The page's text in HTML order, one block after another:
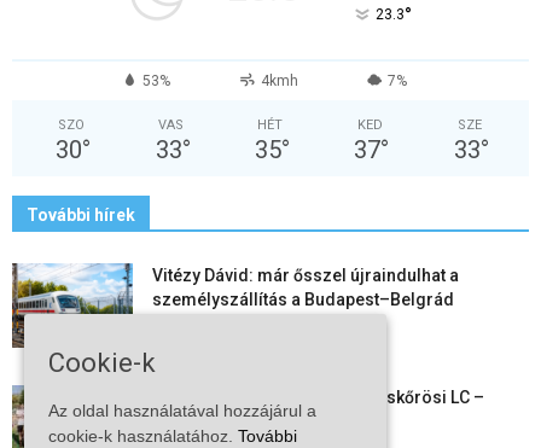
23.3°
53% 4kmh 7%
SZO
30°
VAS
33°
HÉT
35°
KED
37°
SZE
33°
További hírek
Vitézy Dávid: már ősszel újraindulhat a
személyszállítás a Budapest–Belgrád
Megkezdte a felkészülést a Kiskőrösi LC –
együtt maradt a keret,...
Cookie-k
Az oldal használatával hozzájárul a
cookie-k használatához. További